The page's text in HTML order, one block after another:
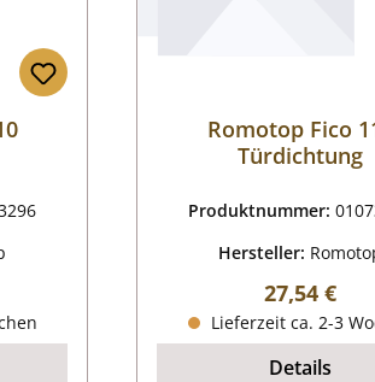
Romotop Fico
Türdichtung
Produktnummer:
Hersteller:
Regulärer
27,54 €
Lieferzeit ca. 2-3
Details